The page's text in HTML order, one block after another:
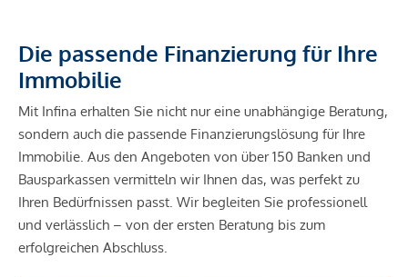
Die passende Finanzierung für Ihre
Immobilie
Mit Infina erhalten Sie nicht nur eine unabhängige Beratung,
sondern auch die passende Finanzierungslösung für Ihre
Immobilie. Aus den Angeboten von über 150 Banken und
Bausparkassen vermitteln wir Ihnen das, was perfekt zu
Ihren Bedürfnissen passt. Wir begleiten Sie professionell
und verlässlich – von der ersten Beratung bis zum
erfolgreichen Abschluss.